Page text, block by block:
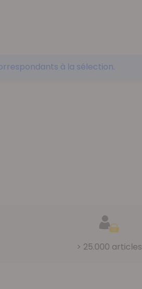
à la sélection.
> 25.000 articles